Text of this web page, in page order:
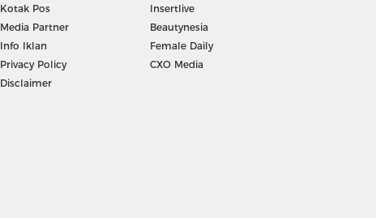
Kotak Pos
Media Partner
Info Iklan
Privacy Policy
Disclaimer
Insertlive
Beautynesia
Female Daily
CXO Media